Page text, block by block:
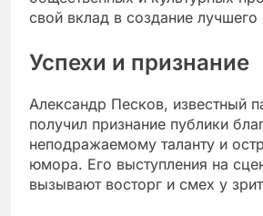
свой вклад в создание
Успехи и признание
Александр Песков, известный
получил признание публики
неподражаемому таланту и
юмора. Его выступления на
вызывают восторг и смех у